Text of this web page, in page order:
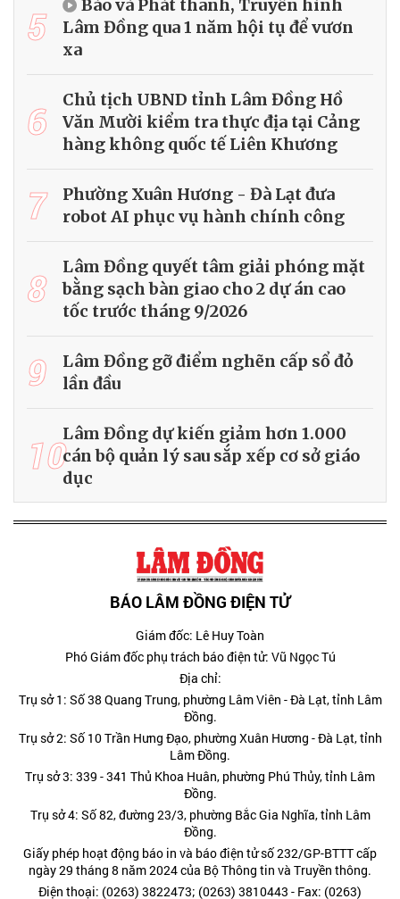
5
Báo và Phát thanh, Truyền hình
Lâm Đồng qua 1 năm hội tụ để vươn
xa
6
Chủ tịch UBND tỉnh Lâm Đồng Hồ
Văn Mười kiểm tra thực địa tại Cảng
hàng không quốc tế Liên Khương
7
Phường Xuân Hương - Đà Lạt đưa
robot AI phục vụ hành chính công
8
Lâm Đồng quyết tâm giải phóng mặt
bằng sạch bàn giao cho 2 dự án cao
tốc trước tháng 9/2026
9
Lâm Đồng gỡ điểm nghẽn cấp sổ đỏ
lần đầu
10Lâm Đồng dự kiến giảm hơn 1.000
cán bộ quản lý sau sắp xếp cơ sở giáo
dục
BÁO LÂM ĐỒNG ĐIỆN TỬ
Giám đốc: Lê Huy Toàn
Phó Giám đốc phụ trách báo điện tử: Vũ Ngọc Tú
Địa chỉ:
Trụ sở 1: Số 38 Quang Trung, phường Lâm Viên - Đà Lạt, tỉnh Lâm
Đồng.
Trụ sở 2: Số 10 Trần Hưng Đạo, phường Xuân Hương - Đà Lạt, tỉnh
Lâm Đồng.
Trụ sở 3: 339 - 341 Thủ Khoa Huân, phường Phú Thủy, tỉnh Lâm
Đồng.
Trụ sở 4: Số 82, đường 23/3, phường Bắc Gia Nghĩa, tỉnh Lâm
Đồng.
Giấy phép hoạt động báo in và báo điện tử số 232/GP-BTTT cấp
ngày 29 tháng 8 năm 2024 của Bộ Thông tin và Truyền thông.
Điện thoại: (0263) 3822473; (0263) 3810443 - Fax: (0263)